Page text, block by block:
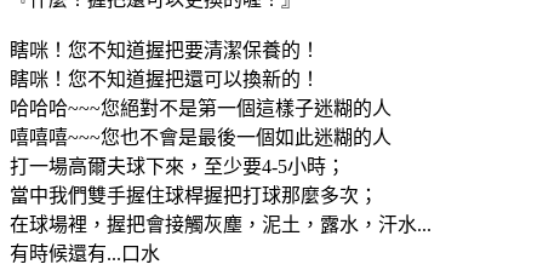
瞎咪！您不知道握把要清潔保養的！
瞎咪！您不知道握把還可以換新的！
哈哈哈~~~您絕對不是第一個這樣子迷糊的人
嘻嘻嘻~~~您也不會是最後一個如此迷糊的人
打一場高爾夫球下來，至少要4-5小時；
當中我們雙手握住球桿握把打球那麼多次；
在球場裡，握把會接觸灰塵，泥土，露水，汗水...
有時候還有...口水